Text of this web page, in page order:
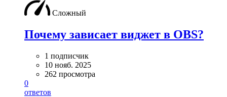
Сложный
Почему зависает виджет в OBS?
1 подписчик
10 нояб. 2025
262 просмотра
0
ответов